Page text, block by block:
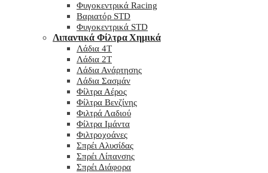
Φυγοκεντρικά Racing
Βαριατόρ STD
Φυγοκεντρικά STD
Λιπαντικά Φίλτρα Χημικά
Λάδια 4T
Λάδια 2T
Λάδια Ανάρτησης
Λάδια Σασμάν
Φίλτρα Αέρος
Φίλτρα Βενζίνης
Φιλτρά Λαδιού
Φίλτρα Ιμάντα
Φιλτροχοάνες
Σπρέι Αλυσίδας
Σπρέι Λίπανσης
Σπρέι Διάφορα